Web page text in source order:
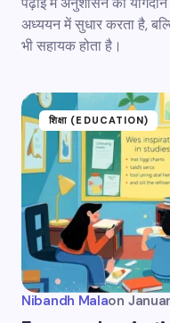
अध्ययन में सुधार करता है,
भी सहायक होता है।
शिक्षा (EDUCATION)
Nibandh Malaon